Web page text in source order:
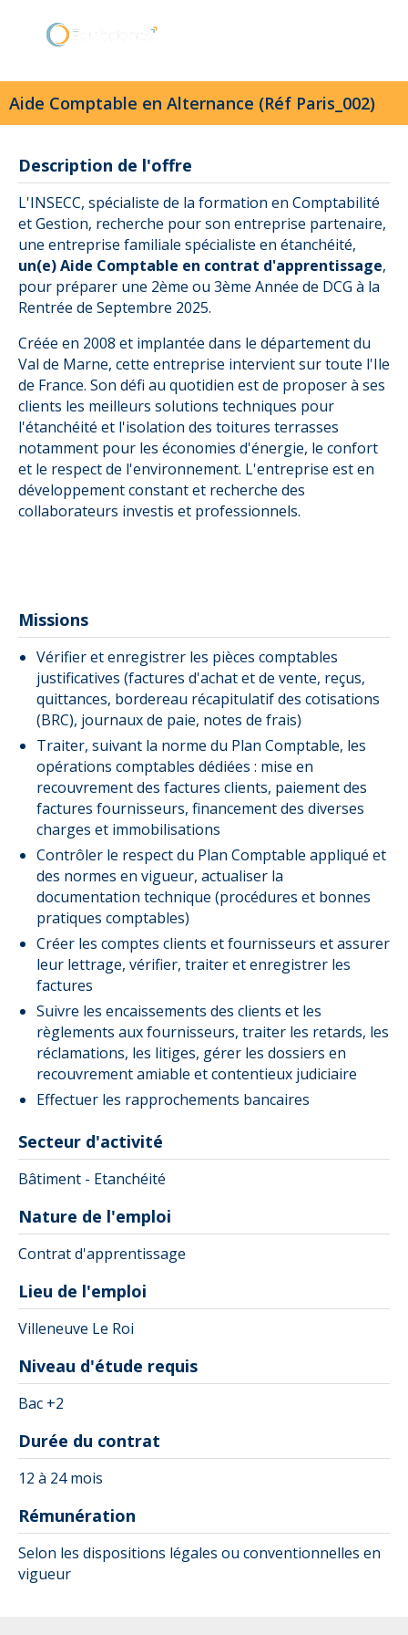
Aide Comptable en Alternance (Réf Paris_002)
Description de l'offre
L'INSECC, spécialiste de la formation en Comptabilité
et Gestion, recherche pour son entreprise partenaire,
une entreprise familiale spécialiste en étanchéité,
un(e) Aide Comptable en contrat d'apprentissage,
pour préparer une 2ème ou 3ème Année de DCG à la
Rentrée de Septembre 2025.
Créée en 2008 et implantée dans le département du
Val de Marne, cette entreprise intervient sur toute l'Ile
de France. Son défi au quotidien est de proposer à ses
clients les meilleurs solutions techniques pour
l'étanchéité et l'isolation des toitures terrasses
notamment pour les économies d'énergie, le confort
et le respect de l'environnement. L'entreprise est en
développement constant et recherche des
collaborateurs investis et professionnels.
Missions
Vérifier et enregistrer les pièces comptables
justificatives (factures d'achat et de vente, reçus,
quittances, bordereau récapitulatif des cotisations
(BRC), journaux de paie, notes de frais)
Traiter, suivant la norme du Plan Comptable, les
opérations comptables dédiées : mise en
recouvrement des factures clients, paiement des
factures fournisseurs, financement des diverses
charges et immobilisations
Contrôler le respect du Plan Comptable appliqué et
des normes en vigueur, actualiser la
documentation technique (procédures et bonnes
pratiques comptables)
Créer les comptes clients et fournisseurs et assurer
leur lettrage, vérifier, traiter et enregistrer les
factures
Suivre les encaissements des clients et les
règlements aux fournisseurs, traiter les retards, les
réclamations, les litiges, gérer les dossiers en
recouvrement amiable et contentieux judiciaire
Effectuer les rapprochements bancaires
Secteur d'activité
Bâtiment - Etanchéité
Nature de l'emploi
Contrat d'apprentissage
Lieu de l'emploi
Villeneuve Le Roi
Niveau d'étude requis
Bac +2
Durée du contrat
12 à 24 mois
Rémunération
Selon les dispositions légales ou conventionnelles en
vigueur